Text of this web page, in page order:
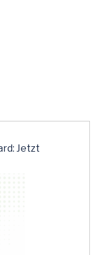
Jetzt